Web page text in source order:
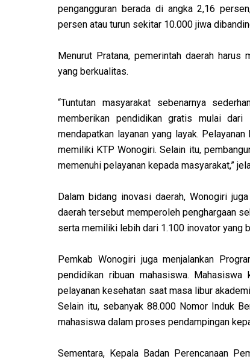
pengangguran berada di angka 2,16
persen atau turun sekitar 10.000 jiwa
Menurut Pratana, pemerintah daerah harus
yang berkualitas.
“Tuntutan masyarakat sebenarnya
memberikan pendidikan gratis mulai dari
mendapatkan layanan yang layak.
memiliki KTP Wonogiri. Selain itu,
memenuhi pelayanan kepada masyarakat,”
Dalam bidang inovasi daerah, Wonogiri
daerah tersebut memperoleh penghargaan
serta memiliki lebih dari 1.100 inovator yang
Pemkab Wonogiri juga menjalankan
pendidikan ribuan mahasiswa.
pelayanan kesehatan saat masa libur
Selain itu, sebanyak 88.000 Nomor Induk
mahasiswa dalam proses pendampingan
Sementara, Kepala Badan Perencanaan